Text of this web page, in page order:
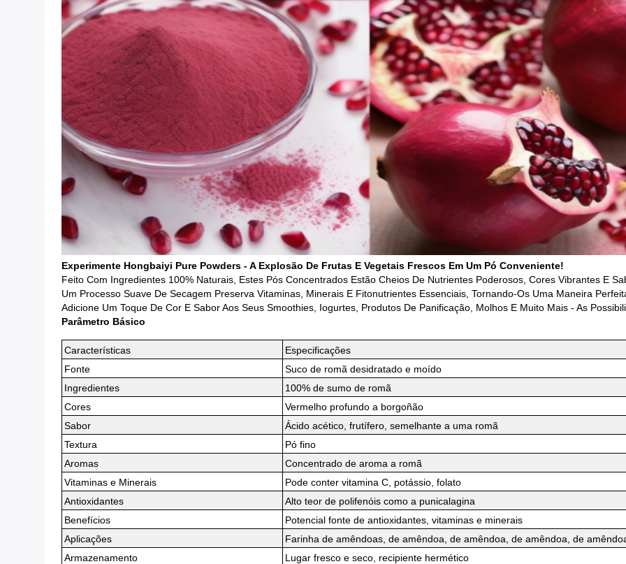
Experimente Hongbaiyi Pure Powders - A Explosão De Frutas E Vegetais Frescos Em Um Pó Conveniente!
Feito Com Ingredientes 100% Naturais, Estes Pós Concentrados Estão Cheios De Nutrientes Poderosos, Cores Vibrantes E
Um Processo Suave De Secagem Preserva Vitaminas, Minerais E Fitonutrientes Essenciais, Tornando-Os Uma Maneira
Adicione Um Toque De Cor E Sabor Aos Seus Smoothies, Iogurtes, Produtos De Panificação, Molhos E Muito Mais - As
Parâmetro Básico
Características
Especificações
Fonte
Suco de romã desidratado e moído
Ingredientes
100% de sumo de romã
Cores
Vermelho profundo a borgoñão
Sabor
Ácido acético, frutífero, semelhante a uma romã
Textura
Pó fino
Aromas
Concentrado de aroma a romã
Vitaminas e Minerais
Pode conter vitamina C, potássio, folato
Antioxidantes
Alto teor de polifenóis como a punicalagina
Benefícios
Potencial fonte de antioxidantes, vitaminas e minerais
Aplicações
Farinha de amêndoas, de amêndoa, de amêndoa, de amêndoa, de
Armazenamento
Lugar fresco e seco, recipiente hermético